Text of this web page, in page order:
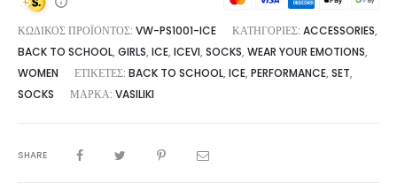
ΚΩΔΙΚΌΣ ΠΡΟΪΌΝΤΟΣ: VW-PS1001-ICE ΚΑΤΗΓΟΡΊΕΣ: ACCESSORIES,
BACK TO SCHOOL, GIRLS, ICE, ICEVI, SOCKS, WEAR YOUR EMOTIONS,
WOMEN
ΕΤΙΚΈΤΕΣ: BACK TO SCHOOL, ICE, PERFORMANCE, SET,
SOCKS
ΜΆΡΚΑ: VASILIKI
SHARE